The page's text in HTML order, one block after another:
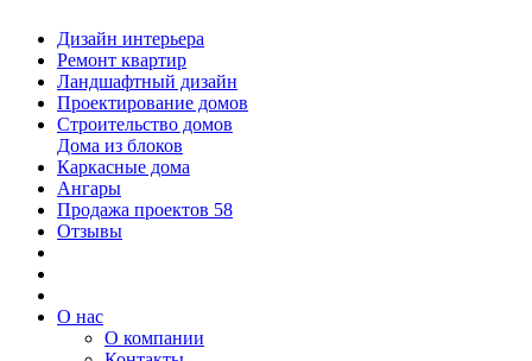
Дизайн интерьера
Ремонт квартир
Ландшафтный дизайн
Проектирование домов
Строительство домов
Дома из блоков
Каркасные дома
Ангары
Продажа проектов 58
Отзывы
О нас
О компании